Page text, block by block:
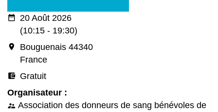
date_range
20 Août 2026
(10:15 - 19:30)
room
Bouguenais 44340
France
account_balance_wallet Gratuit
Organisateur :
supervisor_account Association des donneurs de sang bénévoles de